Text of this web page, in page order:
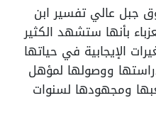
جبل عالي تفسير ابن
بأنها ستشهد الكثير
الإيجابية في حياتها
ووصولها لمؤهل
ومجهودها لسنوات